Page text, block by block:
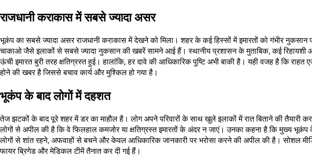
राजधानी कराकास में सबसे ज्यादा असर
भूकंप का सबसे ज्यादा असर राजधानी कराकास में देखने को मिला। शहर के कई हिस्सों में इमारतों को गंभीर नुकसान
चाकाओ जैसे इलाकों से सबसे ज्यादा नुकसान की खबरें सामने आई हैं। स्थानीय प्रशासन के मुताबिक, कई रिहायशी
ऊंची इमारत बुरी तरह क्षतिग्रस्त हुई। हालांकि, हर दावे की आधिकारिक पुष्टि अभी बाकी है। यही वजह है कि
होने की खबर है जिससे बचाव कार्य और मुश्किल हो गया है।
भूकंप के बाद लोगों में दहशत
तेज झटकों के बाद पूरे शहर में डर का माहौल है। लोग अपने परिवारों के साथ खुले इलाकों में रात बिताने की
लोगों से अपील की है कि वे फिलहाल कमजोर या क्षतिग्रस्त इमारतों के अंदर न जाएं। उनका कहना है कि मुख्य
लोगों से शांत रहने, अफवाहों से बचने और केवल आधिकारिक जानकारी पर भरोसा करने की अपील की है। सोशल
फायर ब्रिगेड और मेडिकल टीमें तैनात कर दी गई हैं।